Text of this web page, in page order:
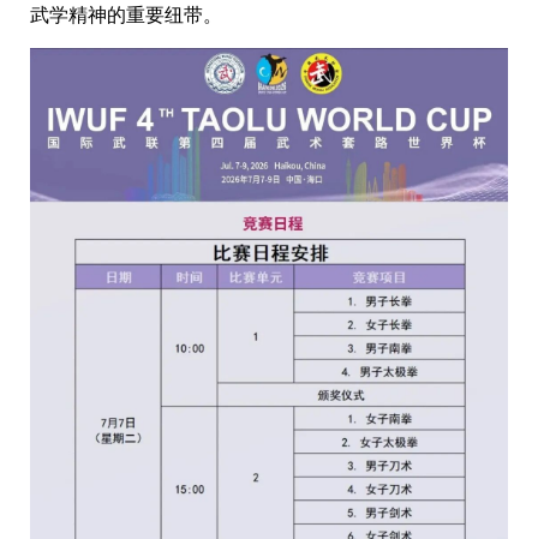
武学精神的重要纽带。